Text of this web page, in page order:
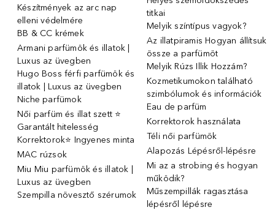
Készítmények az arc nap
elleni védelmére
BB & CC krémek
Armani parfümök és illatok |
Luxus az üvegben
Hugo Boss férfi parfümök és
illatok | Luxus az üvegben
Niche parfümok
Női parfüm és illat szett ⭐
Garantált hitelesség
Korrektorok⭐ Ingyenes minta
MAC rúzsok
Miu Miu parfümök és illatok |
Luxus az üvegben
Szempilla növesztő szérumok
titkai
Melyik színtípus vagyok?
Az illatpiramis Hogyan állítsuk
össze a parfümöt
Melyik Rúzs Illik Hozzám?
Kozmetikumokon található
szimbólumok és információk
Eau de parfüm
Korrektorok használata
Téli női parfümök
Alapozás Lépésről-lépésre
Mi az a strobing és hogyan
működik?
Műszempillák ragasztása
lépésről lépésre